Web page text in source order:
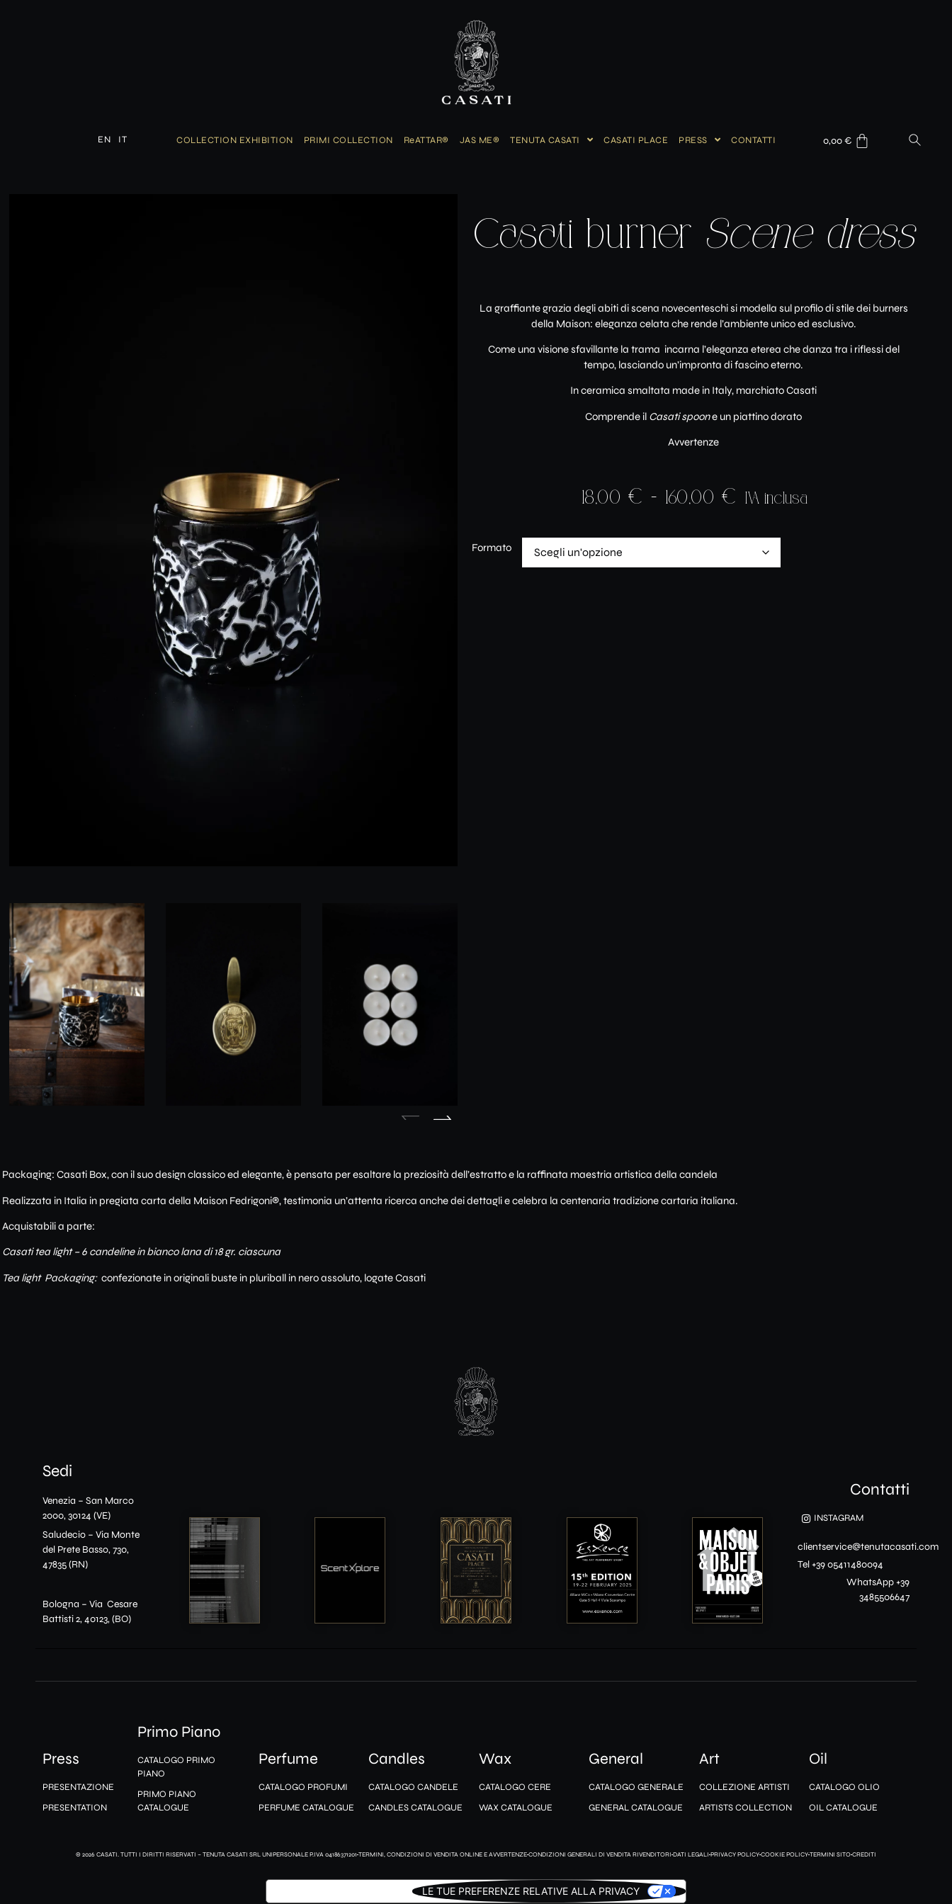
EN IT COLLECTION EXHIBITION PRIMI COLLECTION ReATTAR® JAS ME® TENUTA CASATI CASATI PLACE PRESS CONTATTI 0,00€
Casati burner Scene dress
La graffiante grazia degli abiti di scena novecenteschi si modella sul profilo di stile dei burners
della Maison: eleganza celata che rende l’ambiente unico ed esclusivo.
Come una visione sfavillante la trama incarna l’eleganza eterea che danza tra i riflessi del
tempo, lasciando un’impronta di fascino eterno.
In ceramica smaltata made in Italy, marchiato Casati
Comprende il Casati spoone un piattino dorato
Avvertenze
18,00 € - 160,00 € IVA inclusa
Formato
Packaging: Casati Box, con il suo design classico ed elegante, è pensata per esaltare la preziosità dell’estratto e la raffinata maestria artistica della candela
Realizzata in Italia in pregiata carta della Maison Fedrigoni®, testimonia un’attenta ricerca anche dei dettagli e celebra la centenaria tradizione cartaria italiana.
Acquistabili a parte:
Casati tea light – 6 candeline in bianco lana di 18 gr. ciascuna
Tea light Packaging:confezionate in originali buste in pluriball in nero assoluto, logate Casati
Sedi
Venezia – San Marco
2000, 30124 (VE)
Saludecio – Via Monte
del Prete Basso, 730,
47835 (RN)
Bologna – Via Cesare
Battisti 2, 40123, (BO)
Contatti
INSTAGRAM
clientservice@tenutacasati.com
Tel +39 05411480094
WhatsApp +39
3485506647
Press
PRESENTAZIONE
PRESENTATION
Primo Piano
CATALOGO PRIMO
PIANO
PRIMO PIANO
CATALOGUE
Perfume
CATALOGO PROFUMI
PERFUME CATALOGUE
Candles
CATALOGO CANDELE
CANDLES CATALOGUE
Wax
CATALOGO CERE
WAX CATALOGUE
General
CATALOGO GENERALE
GENERAL CATALOGUE
Art
COLLEZIONE ARTISTI
ARTISTS COLLECTION
Oil
CATALOGO OLIO
OIL CATALOGUE
© 2026 CASATI. TUTTI I DIRITTI RISERVATI – TENUTA CASATI SRL UNIPERSONALE P.IVA 04186371201 TERMINI, CONDIZIONI DI VENDITA ONLINE E AVVERTENZE CONDIZIONI GENERALI DI VENDITA RIVENDITORI DATI LEGALI PRIVACY POLICY COOKIE POLICY TERMINI SITO CREDITI
LE TUE PREFERENZE RELATIVE ALLA PRIVACY